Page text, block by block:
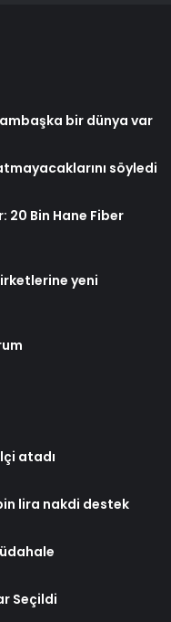
bir dünya var
söyledi
20 Bin Hane Fiber
yeni
atadı
lira nakdi destek
Seçildi